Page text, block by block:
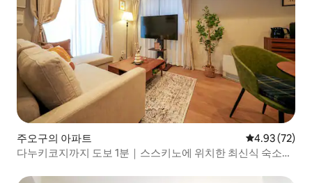
주오구의 아파트 평점 4.93점(5
4.93 (72)
다누키코지까지 도보 1분｜스스키노에 위치한 최신식 숙소｜